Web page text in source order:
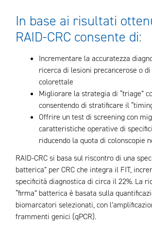
In base ai risultati
RAID-CRC consente di:
Incrementare la accuratezza
ricerca di lesioni precancerose o
colorettale
Migliorare la strategia di “triage”
consentendo di stratificare il
Offrire un test di screening con
caratteristiche operative di
riducendo la quota di colonscopie
RAID-CRC si basa sul riscontro di una
batterica” per CRC che integra il FIT,
specificità diagnostica di circa il 22%. La
“firma” batterica è basata sulla
biomarcatori selezionati, con
frammenti genici (qPCR).